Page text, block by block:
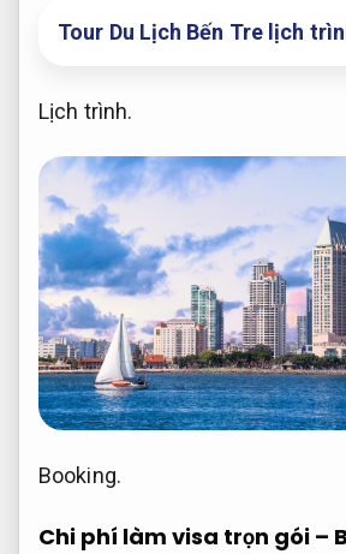
Tour Du Lịch Bến Tre lịch
Lịch trình.
Booking.
Chi phí làm visa trọn gói –